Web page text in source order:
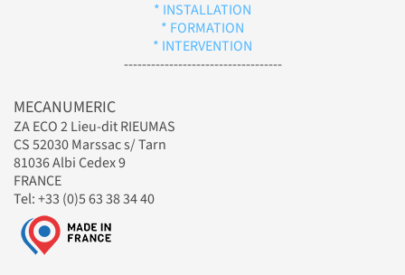
* INSTALLATION
* FORMATION
* INTERVENTION
-----------------------------------
MECANUMERIC
ZA ECO 2 Lieu-dit RIEUMAS
CS 52030 Marssac s/ Tarn
81036 Albi Cedex 9
FRANCE
Tel: +33 (0)5 63 38 34 40